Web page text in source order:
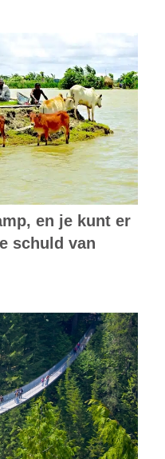
en je kunt er
schuld van